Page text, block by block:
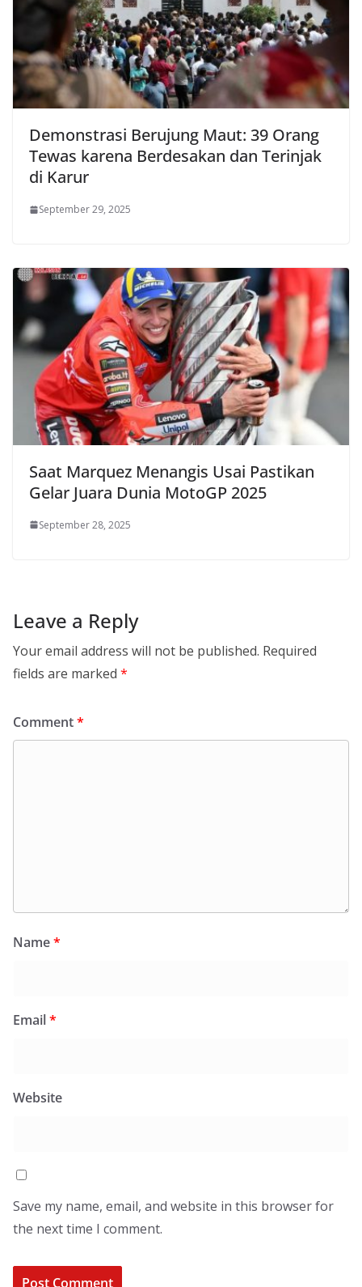
Demonstrasi Berujung Maut: 39 Orang
Tewas karena Berdesakan dan Terinjak
di Karur
September 29, 2025
Saat Marquez Menangis Usai Pastikan
Gelar Juara Dunia MotoGP 2025
September 28, 2025
Leave a Reply
Your email address will not be published. Required
fields are marked *
Comment*
Name*
Email*
Website
Save my name, email, and website in this browser for
the next time I comment.